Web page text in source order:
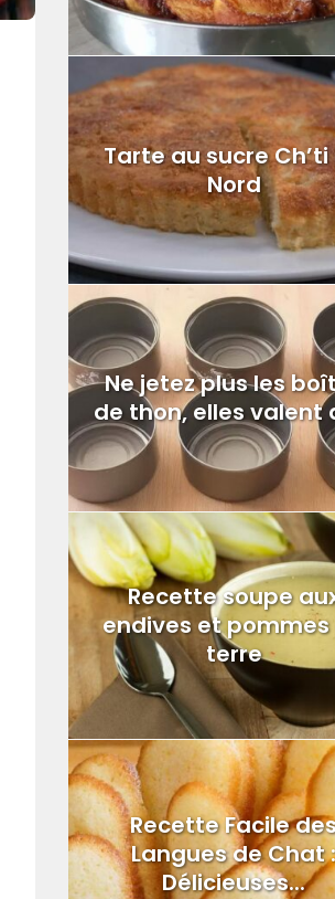
Tarte au sucre
Nord
Ne jetez plus les
de thon, elles valent
Recette soupe
endives et pommes
terre
Recette Facile
Langues de Chat :
Délicieuses...